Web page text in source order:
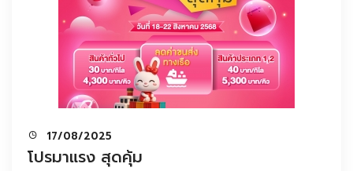
17/08/2025
โปรมาแรง สุดคุ้ม